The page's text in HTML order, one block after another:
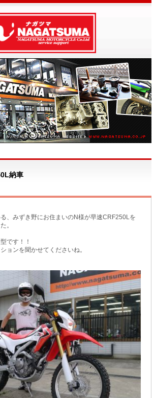
納車
、みずき野にお住まいのN様が早速CRF250Lを
。
です！！
ョンを聞かせてくださいね。